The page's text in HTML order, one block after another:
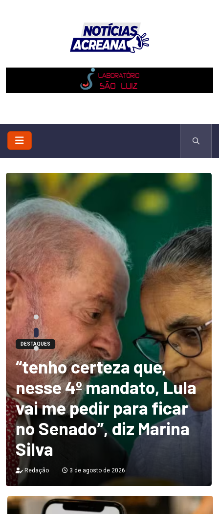
DESTAQUES
“tenho certeza que,
nesse 4º mandato, Lula
vai me pedir para ficar
no Senado”, diz Marina
Silva
Redação 3 de agosto de 2026